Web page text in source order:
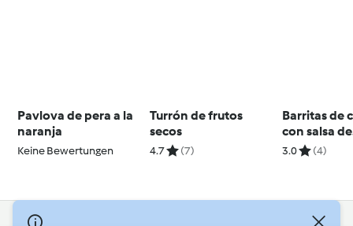
Pavlova de pera a la
naranja
Keine Bewertungen
Turrón de frutos
secos
4.7 (7)
Barritas de
con salsa de
caramelo
3.0 (4)